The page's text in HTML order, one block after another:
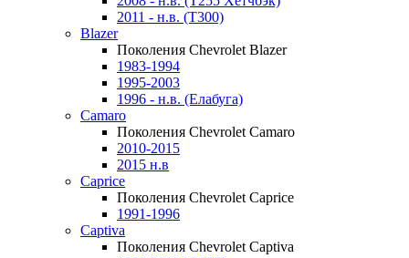
2011 - н.в. (Т300)
Blazer
Поколения Chevrolet Blazer
1983-1994
1995-2003
1996 - н.в. (Елабуга)
Camaro
Поколения Chevrolet Camaro
2010-2015
2015 н.в
Caprice
Поколения Chevrolet Caprice
1991-1996
Captiva
Поколения Chevrolet Captiva